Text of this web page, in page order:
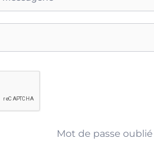
Mot de passe oublié